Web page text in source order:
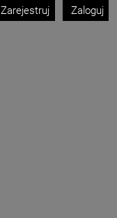
Zarejestruj Zaloguj